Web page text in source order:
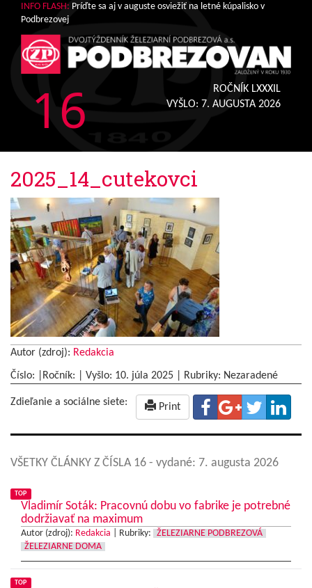
INFO FLASH: Príďte sa aj v auguste osviežiť na letné kúpalisko v
Podbrezovej
16
ROČNÍK LXXXIL
VYŠLO: 7. AUGUSTA 2026
2025_14_cutekovci
Autor (zdroj): Redakcia
Číslo: |Ročník: | Vyšlo: 10. júla 2025 Rubriky: Nezaradené
Zdieľanie a sociálne siete: Print
VŠETKY ČLÁNKY Z ČÍSLA 16 - vydané: 7. augusta 2026
TOP
Vladimír Soták: Pracovnú dobu vo fabrike je potrebné
dodržiavať na maximum
Autor (zdroj): Redakcia Rubriky:
ŽELEZIARNE PODBREZOVÁ
ŽELEZIARNE DOMA
TOP